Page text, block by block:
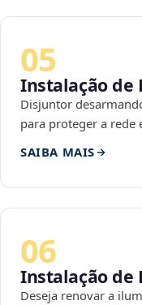
05
Instalação de
Disjuntor
para proteger a rede
SAIBA MAIS
06
Instalação de
Deseja renovar a